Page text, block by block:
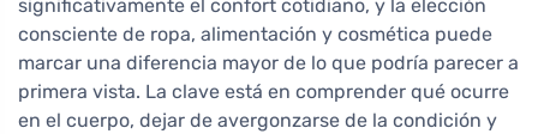
significativamente el confort cotidiano, y la elección
consciente de ropa, alimentación y cosmética puede
marcar una diferencia mayor de lo que podría parecer a
primera vista. La clave está en comprender qué ocurre
en el cuerpo, dejar de avergonzarse de la condición y